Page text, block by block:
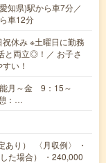
知県)駅から車7分／
車12分
休み ※土曜日に勤務
と両立◎！／ お子さ
い！
月～金 9：15～
：…
あり） 〈月収例〉 ・
た場合） ・240,000